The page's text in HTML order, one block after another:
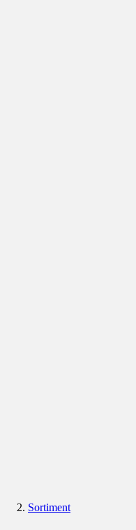
Sortiment